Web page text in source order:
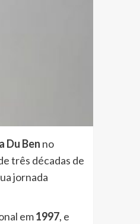
Du Ben no
três décadas de
jornada
em1997, e